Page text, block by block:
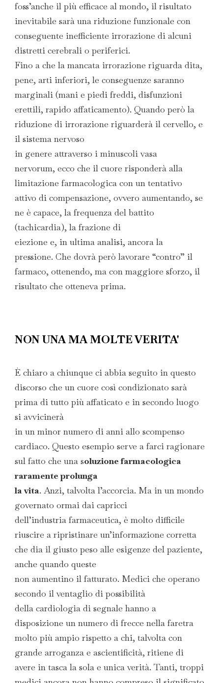
foss’anche il più efficace al mondo, il risultato
inevitabile sarà una riduzione funzionale con
conseguente inefficiente irrorazione di alcuni
distretti cerebrali o periferici.
Fino a che la mancata irrorazione riguarda dita,
pene, arti inferiori, le conseguenze saranno
marginali (mani e piedi freddi, disfunzioni
erettili, rapido affaticamento). Quando però la
riduzione di irrorazione riguarderà il cervello, e
il sistema nervoso
in genere attraverso i minuscoli vasa
nervorum, ecco che il cuore risponderà alla
limitazione farmacologica con un tentativo
attivo di compensazione, ovvero aumentando, se
ne è capace, la frequenza del battito
(tachicardia), la frazione di
eiezione e, in ultima analisi, ancora la
pressione. Che dovrà però lavorare “contro” il
farmaco, ottenendo, ma con maggiore sforzo, il
risultato che otteneva prima.
NON UNA MA MOLTE VERITA'
È chiaro a chiunque ci abbia seguito in questo
discorso che un cuore così condizionato sarà
prima di tutto più affaticato e in secondo luogo
si avvicinerà
in un minor numero di anni allo scompenso
cardiaco. Questo esempio serve a farci ragionare
sul fatto che una soluzione farmacologica
raramente prolunga
la vita. Anzi, talvolta l’accorcia. Ma in un mondo
governato ormai dai capricci
dell’industria farmaceutica, è molto difficile
riuscire a ripristinare un’informazione corretta
che dia il giusto peso alle esigenze del paziente,
anche quando queste
non aumentino il fatturato. Medici che operano
secondo il ventaglio di possibilità
della cardiologia di segnale hanno a
disposizione un numero di frecce nella faretra
molto più ampio rispetto a chi, talvolta con
grande arroganza e ascientificità, ritiene di
avere in tasca la sola e unica verità. Tanti, troppi